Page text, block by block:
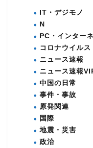
IT・デジモノ
N
PC・インター
コロナウイルス
ニュース速報
ニュース速報
中国の日常
事件・事故
原発関連
国際
地震・災害
政治